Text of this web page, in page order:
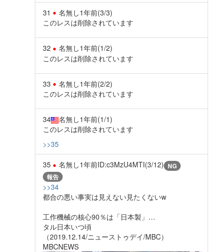
31 名無し1年前(3/3)
このレスは削除されています
32 名無し1年前(1/2)
このレスは削除されています
33 名無し1年前(2/2)
このレスは削除されています
34 名無し1年前(1/1)
このレスは削除されています
>>35
35 名無し1年前ID:c3MzU4MTI(3/12) NG
報告
>>34
都合の悪い事実は見えない見たくないw
工作機械の核心90％は「日本製」…
タル日本いつ頃
（2019.12.14/ニューストゥデイ/MBC）
MBCNEWS